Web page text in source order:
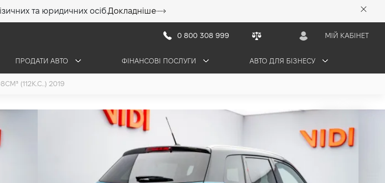
та юридичних осіб.Докладніше
0 800 308 999 МІЙ КАБІНЕТ
ПРОДАТИ АВТО ФІНАНСОВІ ПОСЛУГИ АВТО ДЛЯ БІЗНЕСУ
(112К.С..) 2019
Suzuki Vitara
1.0 (112 к.с.) 2019
705 000 грн• 10 085 грн/міс